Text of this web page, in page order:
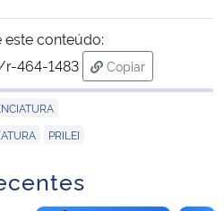
este conteúdo:
464-1483
Copiar
para área de
PRILEI